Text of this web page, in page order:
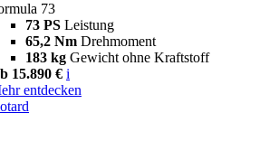
73
73 PS Leistung
65,2 Nm Drehmoment
183 kg Gewicht ohne Kraftstoff
15.890 € i
entdecken